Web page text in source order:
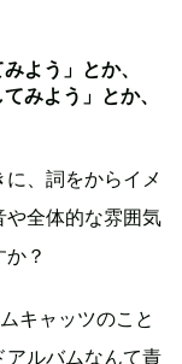
よう」とか、
みよう」とか、
、詞をからイメ
全体的な雰囲気
？
キャッツのこと
アルバムなんて責